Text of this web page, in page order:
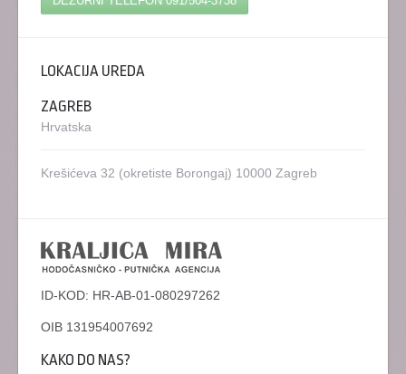
LOKACIJA UREDA
ZAGREB
Hrvatska
Krešićeva 32 (okretiste Borongaj) 10000 Zagreb
ID-KOD: HR-AB-01-080297262
OIB 131954007692
KAKO DO NAS?